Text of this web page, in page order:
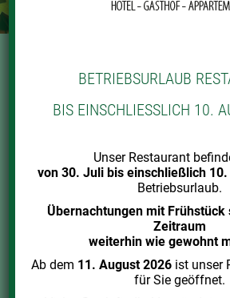
… fühlen Sie sich
BETRIEBSURLAUB
BIS EINSCHLIESSLICH 10.
Unser Restaurant
von 30. Juli bis einschließlich
Betriebsurlaub.
Übernachtungen mit Frühstück
Zeitraum
weiterhin wie gewohnt
Ab dem 11. August 2026 ist unser
für Sie geöffnet.